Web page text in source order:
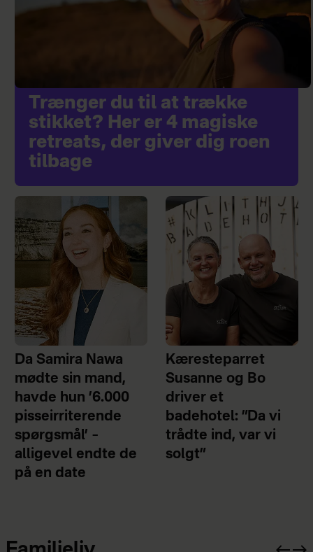
Trænger du til at trække
stikket? Her er 4 magiske
retreats, der giver dig roen
tilbage
Da Samira Nawa
mødte sin mand,
havde hun ’6.000
pisseirriterende
spørgsmål’ –
alligevel endte de
på en date
Kæresteparret
Susanne og Bo
driver et
badehotel: ”Da vi
trådte ind, var vi
solgt”